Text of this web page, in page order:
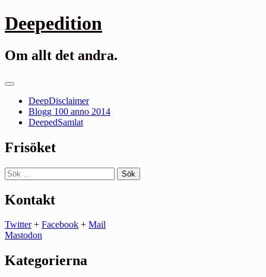
Gå
till
Deepedition
Om allt det andra.
Primär
DeepDisclaimer
Blogg 100 anno 2014
DeepedSamlat
Frisöket
Sök
efter:
Kontakt
Twitter+ Facebook + Mail
Mastodon
Kategorierna